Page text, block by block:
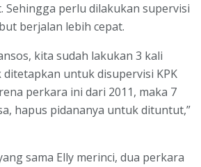
perlu dilakukan supervisi
berjalan lebih cepat.
kita sudah lakukan 3 kali
untuk disupervisi KPK
perkara ini dari 2011, maka 7
hapus pidananya untuk dituntut,”
sama Elly merinci, dua perkara